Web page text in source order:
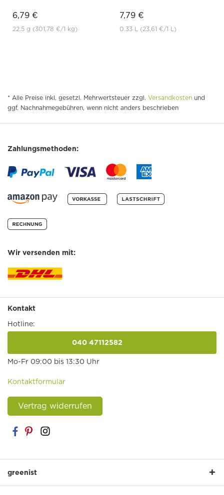
6,79 €
22.5 g (301,78 €/1 kg)
7,79 €
0.33 L (23,61 €/1 L)
* Alle Preise inkl. gesetzl. Mehrwertsteuer zzgl. Versandkosten und
ggf. Nachnahmegebühren, wenn nicht anders beschrieben
Zahlungsmethoden:
Wir versenden mit:
Kontakt
Hotline:
040 47112582
Mo-Fr 09:00 bis 13:30 Uhr
Kontaktformular
Vertrag widerrufen
greenist